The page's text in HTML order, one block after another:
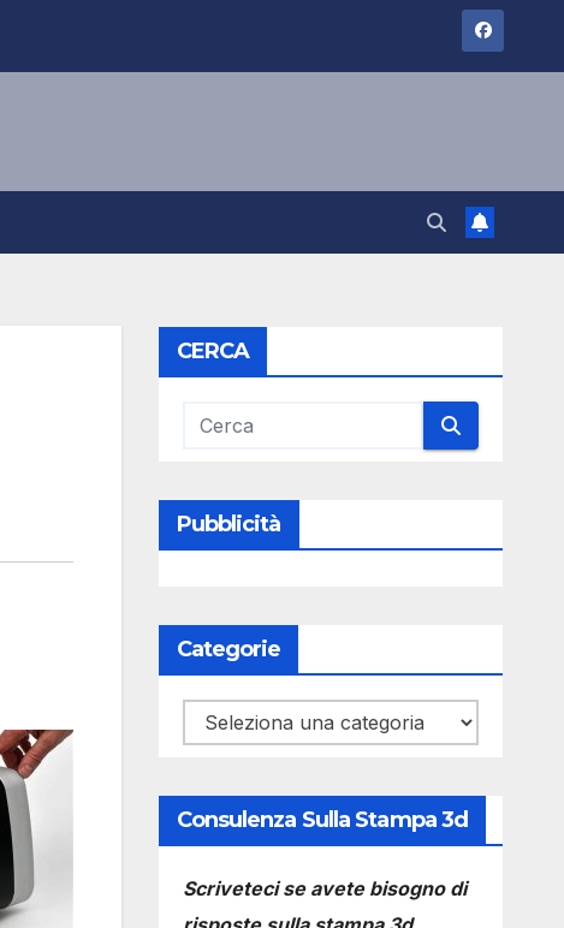
CERCA
Pubblicità
Categorie
Categorie
Consulenza Sulla Stampa 3d
Scriveteci se avete bisogno di